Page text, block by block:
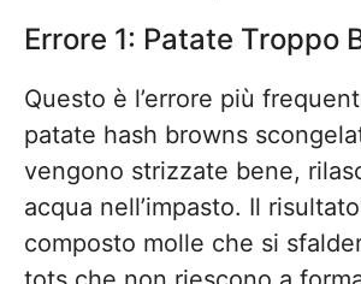
Errore 1: Patate Troppo
Questo è l’errore più
patate hash browns
vengono strizzate bene,
acqua nell’impasto. Il
composto molle che si